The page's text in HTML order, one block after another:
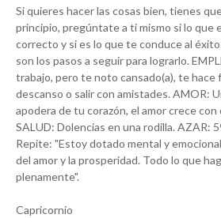
Si quieres hacer las cosas bien, tienes
principio, pregúntate a ti mismo si lo que
correcto y si es lo que te conduce al
son los pasos a seguir para lograrlo.
trabajo, pero te noto cansado(a), te hace
descanso o salir con amistades. AMOR:
apodera de tu corazón, el amor crece
SALUD: Dolencias en una rodilla. AZAR:
Repite: "Estoy dotado mental y
del amor y la prosperidad. Todo lo que
plenamente".
Capricornio